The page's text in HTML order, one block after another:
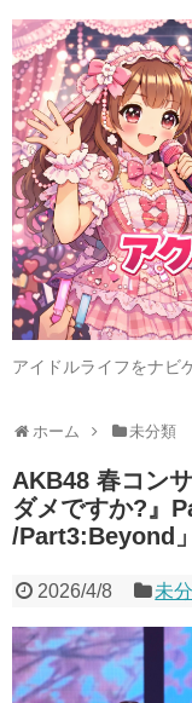
アイドルライフをナビ
ホーム 未分類
AKB48 春コン
ダメですか?』
/Part3:Beyond
2026/4/8 未